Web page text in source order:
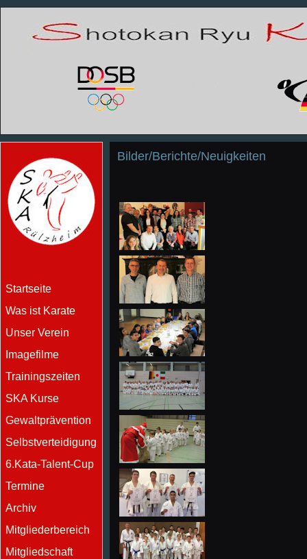
Startseite
Was ist Karate
Unser Verein
Imagefilme
Trainingszeiten
SKA Kurse
Gewaltprävention
Selbstverteidigung
6.Kata-Talent-Cup
Termine
Archiv
Mitgliederbereich
Mitgliedschaft
Bilder/Berichte/Neuigkeiten